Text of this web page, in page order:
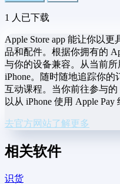
1 人已下载
Apple Store app 能让你以
品和配件。根据你拥有的
与你的设备兼容。从当前所
iPhone。随时随地追踪你
互动课程。当你前往参与的
以从 iPhone 使用 Apple Pay
去官方网站了解更多
相关软件
识货